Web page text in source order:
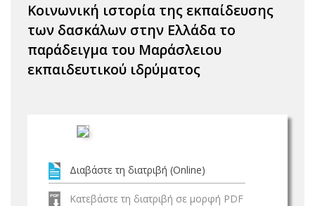
Κοινωνική ιστορία της εκπαίδευσης
των δασκάλων στην Ελλάδα το
παράδειγμα του Μαράσλειου
εκπαιδευτικού ιδρύματος
Διαβάστε τη διατριβή (Online)
Κατεβάστε τη διατριβή σε μορφή PDF